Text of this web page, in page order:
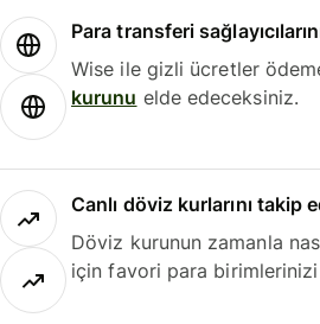
Para transferi
Wise ile gizli ücretler
kurunu elde edeceksiniz.
Canlı döviz kurlarını takip
Döviz kurunun zamanla
için favori para